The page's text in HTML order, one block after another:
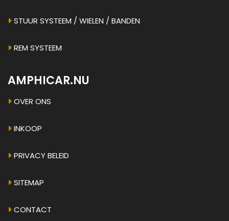
STUUR SYSTEEM / WIELEN / BANDEN
REM SYSTEEM
AMPHICAR.NU
OVER ONS
INKOOP
PRIVACY BELEID
SITEMAP
CONTACT